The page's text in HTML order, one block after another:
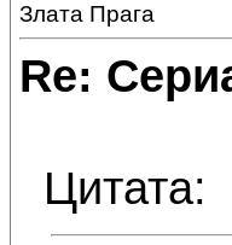
Злата Прага
Re:
Цитата: